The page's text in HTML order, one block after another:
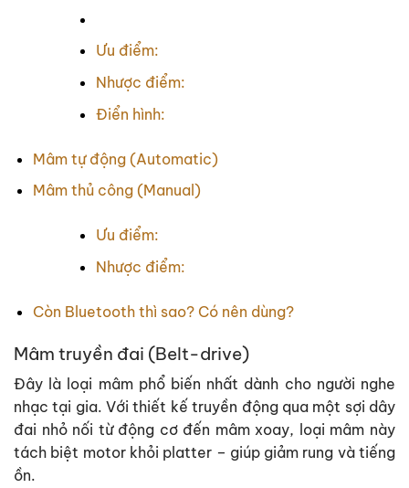
Ưu điểm:
Nhược điểm:
Điển hình:
Mâm tự động (Automatic)
Mâm thủ công (Manual)
Ưu điểm:
Nhược điểm:
Còn Bluetooth thì sao? Có nên dùng?
Mâm truyền đai (Belt-drive)
Đây là loại mâm phổ biến nhất dành cho người nghe
nhạc tại gia. Với thiết kế truyền động qua một sợi dây
đai nhỏ nối từ động cơ đến mâm xoay, loại mâm này
tách biệt motor khỏi platter – giúp giảm rung và tiếng
ồn.